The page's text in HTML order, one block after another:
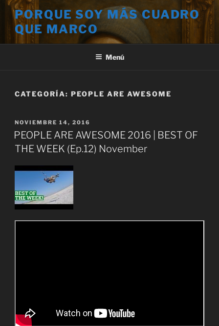
Saltar
contenido
PORQUE SOY MÁS CUADRO
QUE MARCO
Menú
CATEGORÍA: PEOPLE ARE AWESOME
PUBLICADO
EL
NOVIEMBRE 14, 2016
PEOPLE ARE AWESOME 2016 | BEST OF
THE WEEK (Ep.12) November